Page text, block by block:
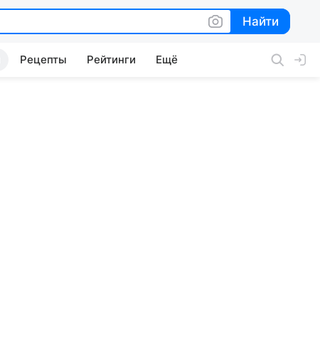
Найти
Найти
Рецепты Рейтинги Ещё